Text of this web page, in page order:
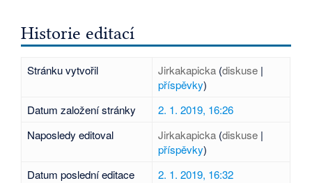
Historie editací
Stránku vytvořil Jirkakapicka (diskuse|
příspěvky)
Datum založení stránky
2. 1. 2019, 16:26
Naposledy editoval
Jirkakapicka (diskuse|
příspěvky)
Datum poslední editace
2. 1. 2019, 16:32